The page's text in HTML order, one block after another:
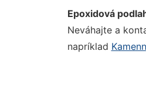
Epoxidová
Neváhajte a
napríklad